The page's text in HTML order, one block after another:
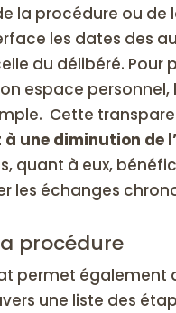
la procédure ou de
les dates des
du délibéré. Pour
espace
Cette
une diminution de
quant à eux,
les échanges
procédure
permet également
une liste des